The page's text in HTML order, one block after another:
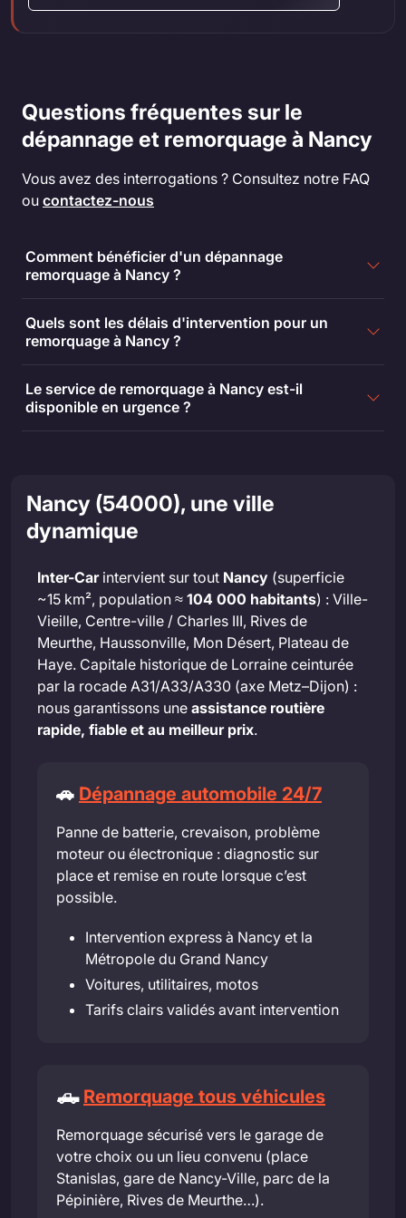
Questions fréquentes sur le
dépannage et remorquage à Nancy
Vous avez des interrogations ? Consultez notre FAQ
ou contactez-nous
Comment bénéficier d'un dépannage
remorquage à Nancy ?
Quels sont les délais d'intervention pour un
remorquage à Nancy ?
Le service de remorquage à Nancy est-il
disponible en urgence ?
Nancy (54000), une ville
dynamique
Inter-Carintervient sur tout Nancy (superficie
~15 km², population ≈ 104 000 habitants) : Ville-
Vieille, Centre-ville / Charles III, Rives de
Meurthe, Haussonville, Mon Désert, Plateau de
Haye. Capitale historique de Lorraine ceinturée
par la rocade A31/A33/A330 (axe Metz–Dijon) :
nous garantissons une assistance routière
rapide, fiable et au meilleur prix.
🚗 Dépannage automobile 24/7
Panne de batterie, crevaison, problème
moteur ou électronique : diagnostic sur
place et remise en route lorsque c’est
possible.
Intervention express à Nancy et la
Métropole du Grand Nancy
Voitures, utilitaires, motos
Tarifs clairs validés avant intervention
🛻 Remorquage tous véhicules
Remorquage sécurisé vers le garage de
votre choix ou un lieu convenu (place
Stanislas, gare de Nancy-Ville, parc de la
Pépinière, Rives de Meurthe…).